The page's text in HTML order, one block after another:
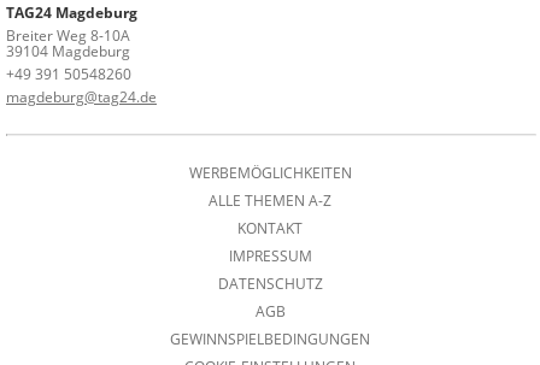
TAG24 Magdeburg
Breiter Weg 8-10A
39104 Magdeburg
+49 391 50548260
magdeburg@tag24.de
WERBEMÖGLICHKEITEN
ALLE THEMEN A-Z
KONTAKT
IMPRESSUM
DATENSCHUTZ
AGB
GEWINNSPIELBEDINGUNGEN